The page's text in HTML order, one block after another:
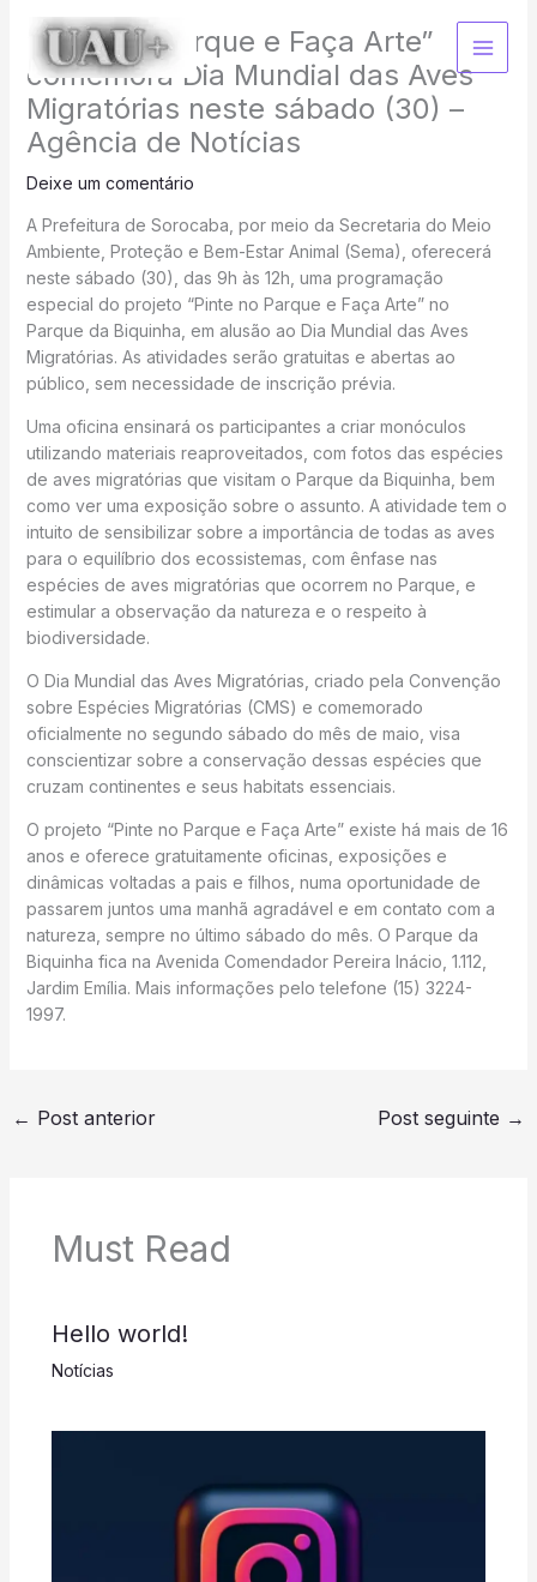
conteúdo
“Pinte no Parque e Faça Arte”
comemora Dia Mundial das Aves
Migratórias neste sábado (30) –
Agência de Notícias
Deixe um comentário
A Prefeitura de Sorocaba, por meio da Secretaria do Meio
Ambiente, Proteção e Bem-Estar Animal (Sema), oferecerá
neste sábado (30), das 9h às 12h, uma programação
especial do projeto “Pinte no Parque e Faça Arte” no
Parque da Biquinha, em alusão ao Dia Mundial das Aves
Migratórias. As atividades serão gratuitas e abertas ao
público, sem necessidade de inscrição prévia.
Uma oficina ensinará os participantes a criar monóculos
utilizando materiais reaproveitados, com fotos das espécies
de aves migratórias que visitam o Parque da Biquinha, bem
como ver uma exposição sobre o assunto. A atividade tem o
intuito de sensibilizar sobre a importância de todas as aves
para o equilíbrio dos ecossistemas, com ênfase nas
espécies de aves migratórias que ocorrem no Parque, e
estimular a observação da natureza e o respeito à
biodiversidade.
O Dia Mundial das Aves Migratórias, criado pela Convenção
sobre Espécies Migratórias (CMS) e comemorado
oficialmente no segundo sábado do mês de maio, visa
conscientizar sobre a conservação dessas espécies que
cruzam continentes e seus habitats essenciais.
O projeto “Pinte no Parque e Faça Arte” existe há mais de 16
anos e oferece gratuitamente oficinas, exposições e
dinâmicas voltadas a pais e filhos, numa oportunidade de
passarem juntos uma manhã agradável e em contato com a
natureza, sempre no último sábado do mês. O Parque da
Biquinha fica na Avenida Comendador Pereira Inácio, 1.112,
Jardim Emília. Mais informações pelo telefone (15) 3224-
1997.
← Post anterior Post seguinte →
Must Read
Hello world!
Notícias